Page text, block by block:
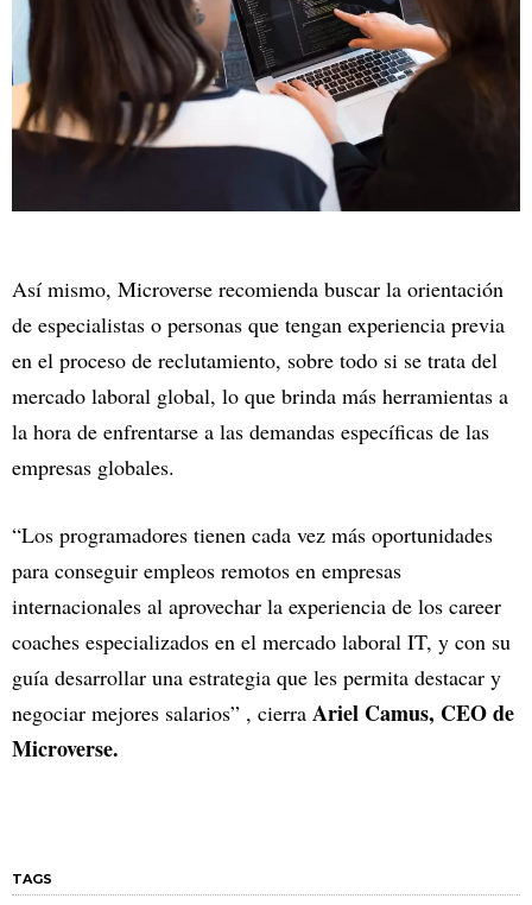
Así mismo, Microverse recomienda buscar la orientación
de especialistas o personas que tengan experiencia previa
en el proceso de reclutamiento, sobre todo si se trata del
mercado laboral global, lo que brinda más herramientas a
la hora de enfrentarse a las demandas específicas de las
empresas globales.
“Los programadores tienen cada vez más oportunidades
para conseguir empleos remotos en empresas
internacionales al aprovechar la experiencia de los career
coaches especializados en el mercado laboral IT, y con su
guía desarrollar una estrategia que les permita destacar y
negociar mejores salarios” , cierra Ariel Camus, CEO de
Microverse.
TAGS